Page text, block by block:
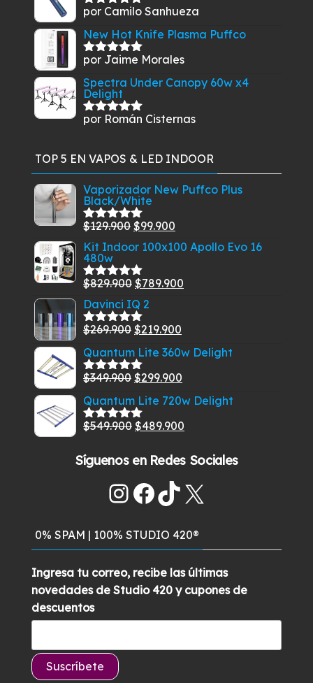
Valorado
por Camilo Sanhueza
New Hot Knife Plasma Puffco
Valorado
por Jaime Morales
Spectra Under Canopy 60w x4
Delight
Valorado
por Román Cisternas
TOP 5 EN VAPOS & LED INDOOR
Vaporizador New Puffco Plus
Black/White
Valorado
con5.00
5
$129.900 El
precio
era:
$99.900
precio
es:
Kit Indoor 100x100 Apollo Evo 16
480w
Valorado
con
5.00 de
5
$829.900 El
precio
original
era:
$829.900.
$789.900
$789.900.
Davinci IQ 2
Valorado
5
$269.900 El
precio
original
era:
$269.900.
$219.900
precio
es:
$219.900.
Quantum Lite 360w Delight
Valorado
5
$349.900 El
precio
original
era:
$299.900
precio
es:
Quantum Lite 720w Delight
Valorado
5
$549.900 El
original
$549.900.
$489.900
actual
$489.900.
Síguenos en Redes Sociales
Instagram
Facebook
TikTok
X
0% SPAM | 100% STUDIO 420®
Ingresa tu correo, recibe las últimas
novedades de Studio 420 y cupones de
descuentos